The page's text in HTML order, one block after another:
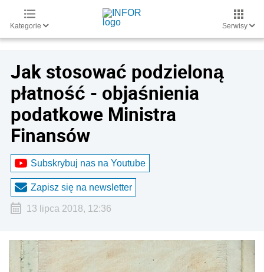
Kategorie Serwisy
Jak stosować podzieloną
płatność - objaśnienia
podatkowe Ministra
Finansów
Subskrybuj nas na Youtube
Zapisz się na newsletter
13 lipca 2018, 12:36